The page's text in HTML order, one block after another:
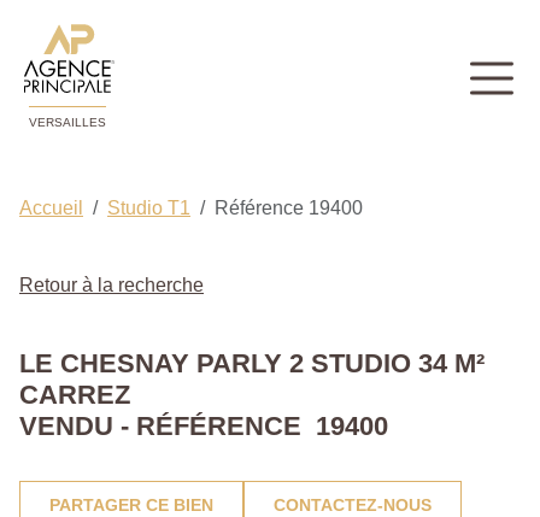
VERSAILLES
Accueil Studio T1 Référence 19400
Retour à la recherche
LE CHESNAY PARLY 2 STUDIO 34 M²
CARREZ
VENDU - RÉFÉRENCE 19400
PARTAGER CE BIEN CONTACTEZ-NOUS